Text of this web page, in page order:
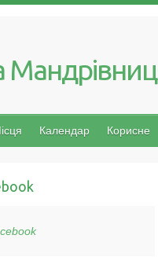
Календар Корисне